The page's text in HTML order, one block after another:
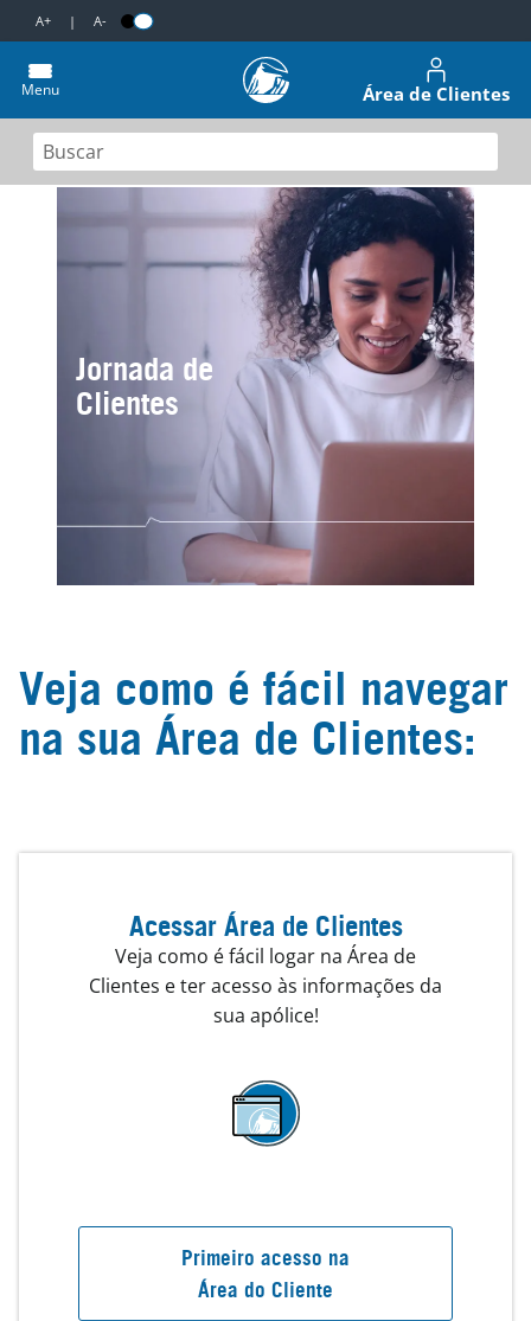
A+ | A-
Menu Área de Clientes
Jornada de
Clientes
Veja como é fácil navegar
na sua Área de Clientes:
Acessar Área de Clientes
Veja como é fácil logar na Área de
Clientes e ter acesso às informações da
sua apólice!
Primeiro acesso na
Área do Cliente